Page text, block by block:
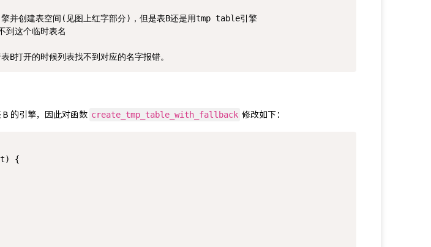
并创建表空间(见图上红字部分)，但是表B还是用tmp table引擎
到这个临时表名
的引擎，因此对函数 create_tmp_table_with_fallback 修改如下：
{